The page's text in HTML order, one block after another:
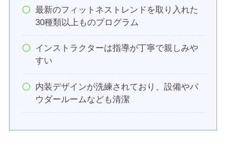
最新のフィットネストレンドを取り入れた
30種類以上ものプログラム
インストラクターは指導が丁寧で親しみや
すい
内装デザインが洗練されており、設備やパ
ウダールームなども清潔